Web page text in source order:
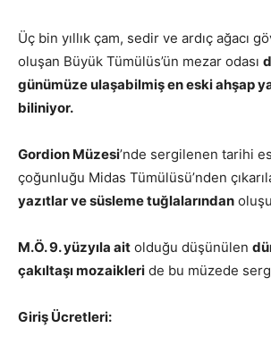
Üç bin yıllık çam, sedir ve ardıç ağacı
oluşan Büyük Tümülüs’ün mezar odası
günümüze ulaşabilmiş en eski ahşap
biliniyor.
Gordion Müzesi’nde sergilenen tarihi
çoğunluğu Midas Tümülüsü’nden
yazıtlar ve süsleme tuğlalarından
M.Ö. 9. yüzyıla ait olduğu düşünülen
çakıltaşı mozaikleri de bu müzede
Giriş Ücretleri: